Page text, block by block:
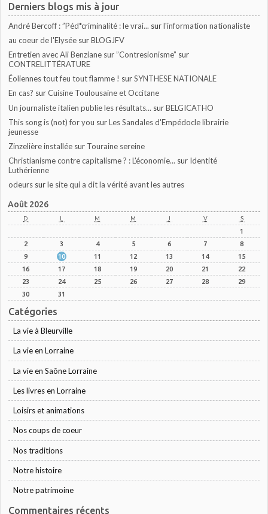
Derniers blogs mis à jour
André Bercoff : ”Péd*criminalité : le vrai... surl'information nationaliste
au coeur de l'Elysée surBLOGJFV
Entretien avec Ali Benziane sur ”Contresionisme” sur
CONTRELITTÉRATURE
Éoliennes tout feu tout flamme ! surSYNTHESE NATIONALE
En cas? surCuisine Toulousaine et Occitane
Un journaliste italien publie les résultats... surBELGICATHO
This song is (not) for you surLes Sandales d'Empédocle librairie
jeunesse
Zinzelière installée sur Touraine sereine
Christianisme contre capitalisme ? : L'économie... sur Identité
Luthérienne
odeurs surle site qui a dit la vérité avant les autres
Août 2026
D L M M J V S
1
2
3 4 5 6 7
8
9
10 11 12 13 14
15
16
17 18 19 20 21
22
23
24 25 26 27 28
29
30
31
Catégories
La vie à Bleurville
La vie en Lorraine
La vie en Saône Lorraine
Les livres en Lorraine
Loisirs et animations
Nos coups de coeur
Nos traditions
Notre histoire
Notre patrimoine
Commentaires récents